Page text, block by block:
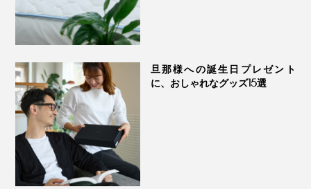
ち”からの贈り物。この冬、ぜひたくさん使ってくださ
い。プレゼントにも、ぜひどうぞ。
旦那様への誕生日プレゼント
に、おしゃれなグッズ15選